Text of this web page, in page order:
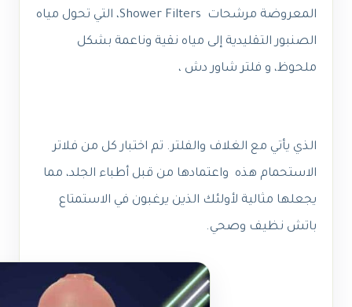
المعروضة مرشحات Shower Filters، التي تحول مياه
الصنبور التقليدية إلى مياه نقية وناعمة بشكل
ملحوظ، و فلتر شاور دش ،
الذي يأتي مع الغلاف والفلتر. تم اختبار كل من فلاتر
الاستحمام هذه واعتمادها من قبل أطباء الجلد، مما
يجعلها مثالية لأولئك الذين يرغبون في الاستمتاع
باتش نظيف وصحي.